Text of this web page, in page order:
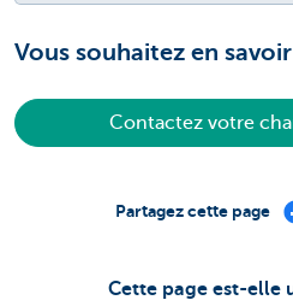
Vous souhaitez en
Contactez votre
Cette page est-elle
Partagez cette page